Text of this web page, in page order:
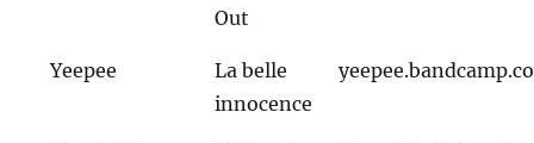
Out
Yeepee
La belle
innocence